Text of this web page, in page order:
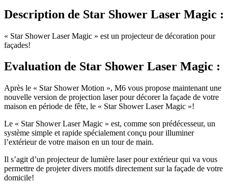
Description de Star Shower Laser Magic :
« Star Shower Laser Magic » est un projecteur de décoration pour
façades!
Evaluation de Star Shower Laser Magic :
Après le « Star Shower Motion », M6 vous propose maintenant une
nouvelle version de projection laser pour décorer la façade de votre
maison en période de fête, le « Star Shower Laser Magic »!
Le « Star Shower Laser Magic » est, comme son prédécesseur, un
système simple et rapide spécialement conçu pour illuminer
l’extérieur de votre maison en un tour de main.
Il s’agit d’un projecteur de lumière laser pour extérieur qui va vous
permettre de projeter divers motifs directement sur la façade de votre
domicile!